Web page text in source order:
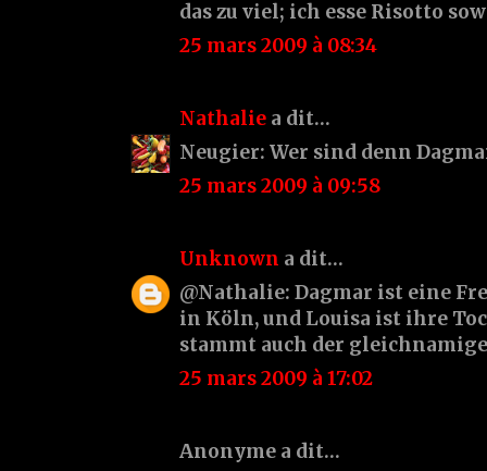
das zu viel; ich esse Risotto
25 mars 2009 à 08:34
Nathalie a dit…
Neugier: Wer sind denn
25 mars 2009 à 09:58
Unknown a dit…
@Nathalie: Dagmar ist eine
in Köln, und Louisa ist ihre
stammt auch der
25 mars 2009 à 17:02
Anonyme a dit…